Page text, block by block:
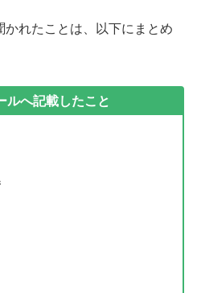
れたことは、以下にまとめ
ルへ記載したこと